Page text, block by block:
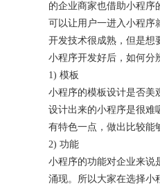
的企业商家也借助小程序
可以让用户一进入小程序
开发技术很成熟，但是想
小程序开发好后，如何分
1) 模板
小程序的模板设计是否美
设计出来的小程序是很难
有特色一点，做出比较能
2) 功能
小程序的功能对企业来说
涌现。所以大家在选择小